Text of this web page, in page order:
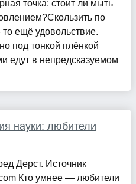
точка: стоит ли мыть
по
ещё удовольствие.
под тонкой плёнкой
едут в непредсказуемом
науки: любители
Дерст. Источник
Кто умнее — любители